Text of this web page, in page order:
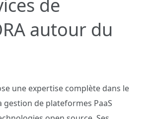
de
autour du
une expertise complète dans le
gestion de plateformes PaaS